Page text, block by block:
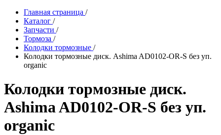
Главная страница /
Каталог /
Запчасти /
Тормоза /
Колодки тормозные /
Колодки тормозные диск. Ashima AD0102-OR-S без уп.
organic
Колодки тормозные диск.
Ashima AD0102-OR-S без уп.
organic